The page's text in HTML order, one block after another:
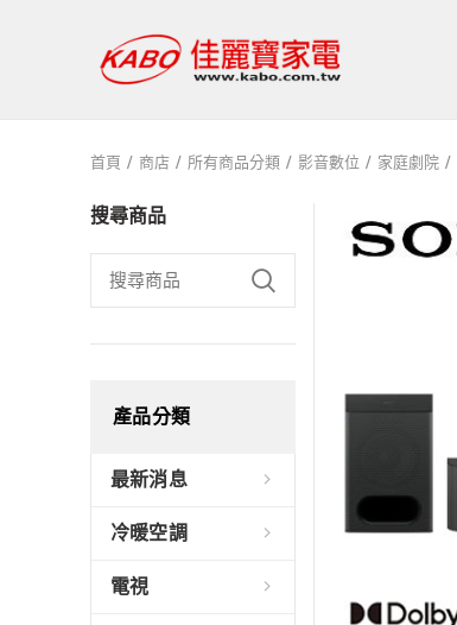
首頁 商店 所有商品分類 影音數位 家庭劇院
搜尋商品
產品分類
最新消息
冷暖空調
電視